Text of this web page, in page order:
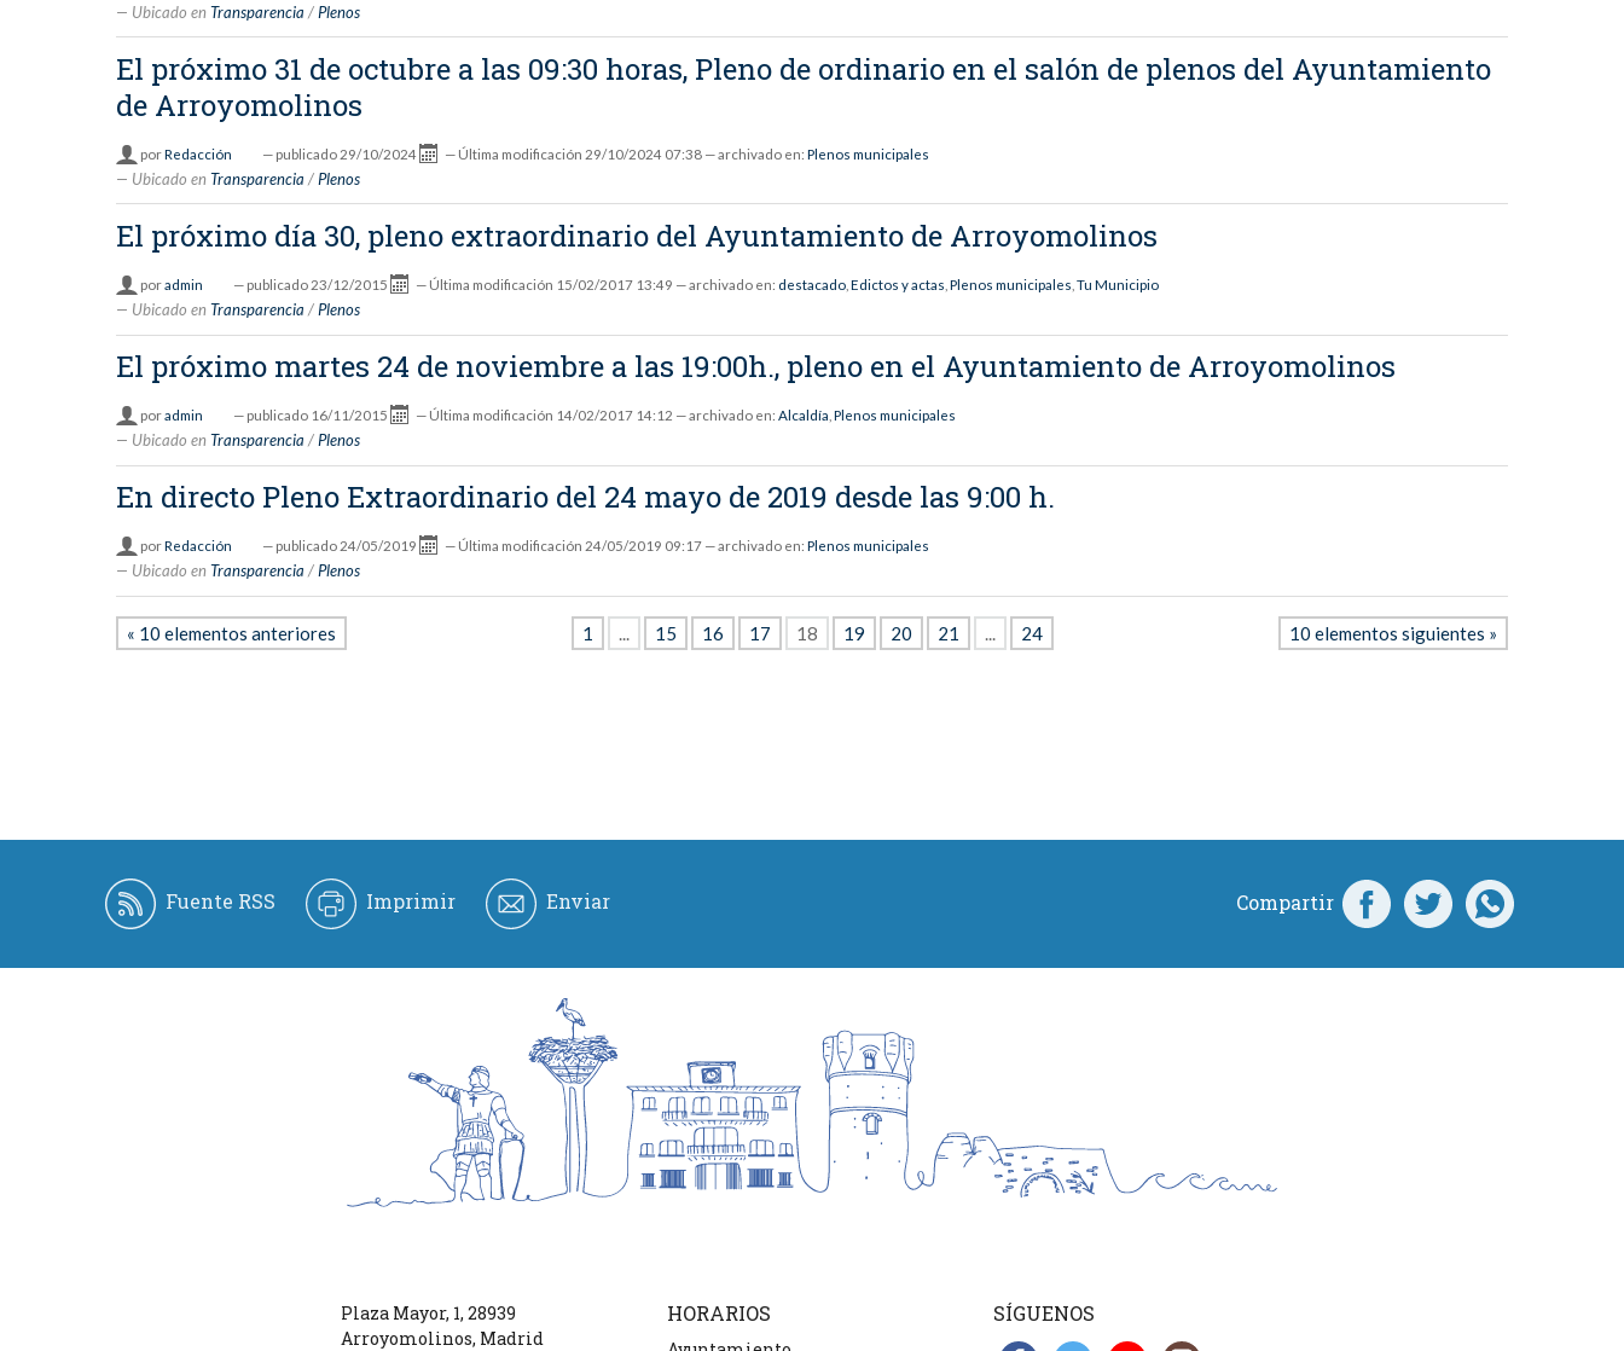
Ubicado en Transparencia /Plenos
El próximo 31 de octubre a las 09:30 horas, Pleno de ordinario en el salón de plenos del Ayuntamiento
de Arroyomolinos
porRedacción — publicado29/10/2024 — Última modificación 29/10/2024 07:38 — archivado en:Plenos municipales
Ubicado en Transparencia /Plenos
El próximo día 30, pleno extraordinario del Ayuntamiento de Arroyomolinos
poradmin — publicado23/12/2015 — Última modificación 15/02/2017 13:49 — archivado en: destacado ,Edictos y actas ,Plenos municipales ,Tu Municipio
Ubicado en Transparencia /Plenos
El próximo martes 24 de noviembre a las 19:00h., pleno en el Ayuntamiento de Arroyomolinos
poradmin — publicado16/11/2015 — Última modificación 14/02/2017 14:12 — archivado en:Alcaldía ,Plenos municipales
Ubicado en Transparencia /Plenos
En directo Pleno Extraordinario del 24 mayo de 2019 desde las 9:00 h.
porRedacción — publicado24/05/2019 — Última modificación 24/05/2019 09:17 — archivado en:Plenos municipales
Ubicado en Transparencia /Plenos
« 10 elementos anteriores 10 elementos siguientes »
1 ... 15 16 17 18 19 20 21 ... 24
Fuente RSS Imprimir Enviar Compartir
Plaza Mayor, 1, 28939
Arroyomolinos, Madrid
HORARIOS SÍGUENOS